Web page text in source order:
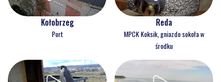
Kołobrzeg
Port
Reda
MPCK Koksik, gniazdo sokoła w
środku